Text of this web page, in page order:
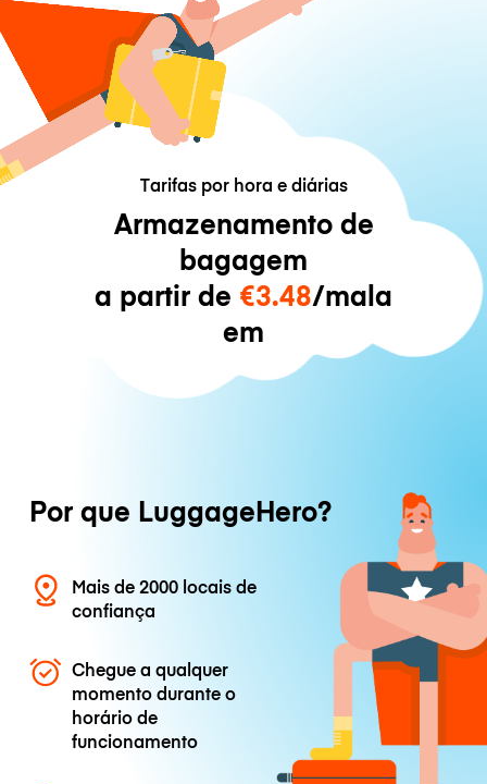
Tarifas por hora e diárias
Armazenamento de
bagagem
a partir de €3.48/mala
em
Por que LuggageHero?
Mais de 2000 locais de
confiança
Chegue a qualquer
momento durante o
horário de
funcionamento